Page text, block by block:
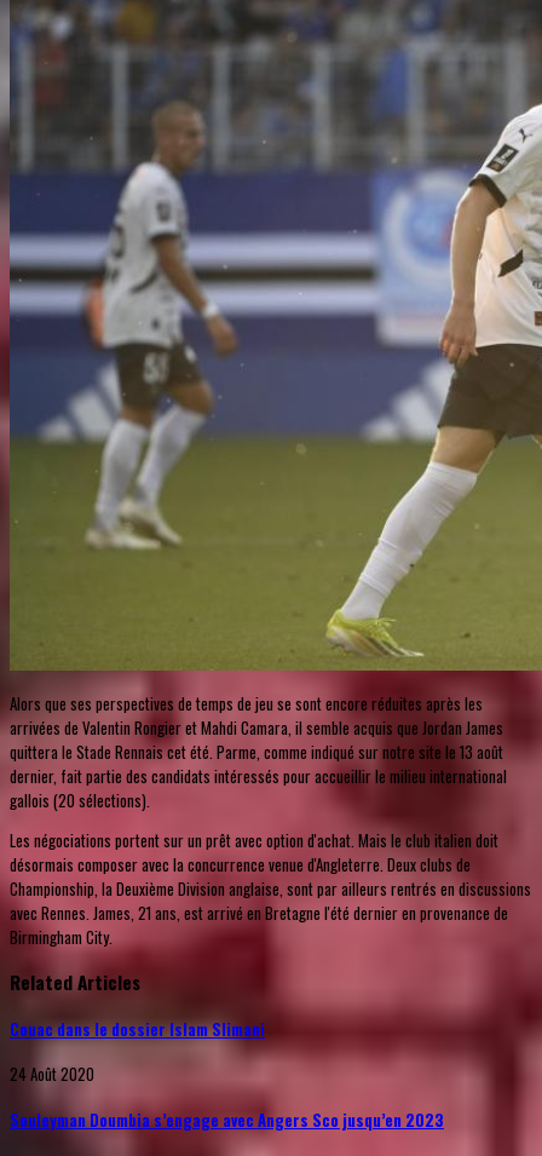
Alors que ses perspectives de temps de jeu se sont encore réduites après les
arrivées de Valentin Rongier et Mahdi Camara, il semble acquis que Jordan James
quittera le Stade Rennais cet été. Parme, comme indiqué sur notre site le 13 août
dernier, fait partie des candidats intéressés pour accueillir le milieu international
gallois (20 sélections).
Les négociations portent sur un prêt avec option d'achat. Mais le club italien doit
désormais composer avec la concurrence venue d'Angleterre. Deux clubs de
Championship, la Deuxième Division anglaise, sont par ailleurs rentrés en discussions
avec Rennes. James, 21 ans, est arrivé en Bretagne l'été dernier en provenance de
Birmingham City.
Related Articles
Couac dans le dossier Islam Slimani
24 Août 2020
Souleyman Doumbia s’engage avec Angers Sco jusqu’en 2023